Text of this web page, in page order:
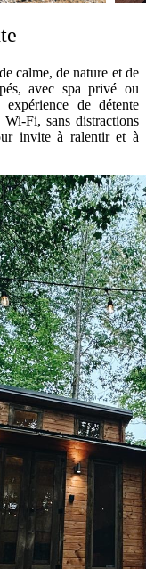
calme, de nature et de
avec spa privé ou
de détente
Fi, sans distractions
invite à ralentir et à